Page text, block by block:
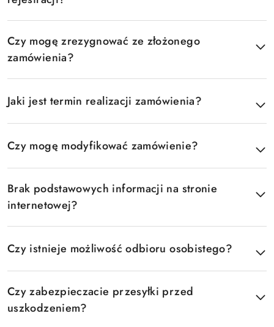
Czy mogę zrezygnować ze złożonego
zamówienia?
Jaki jest termin realizacji zamówienia?
Czy mogę modyfikować zamówienie?
Brak podstawowych informacji na stronie
internetowej?
Czy istnieje możliwość odbioru osobistego?
Czy zabezpieczacie przesyłki przed
uszkodzeniem?